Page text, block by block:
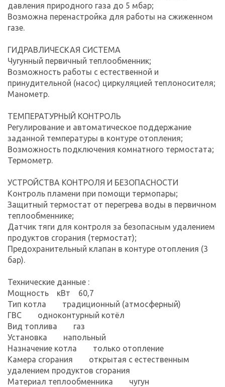
давления природного газа до 5 мбар;
Возможна перенастройка для работы на сжиженном
газе.
ГИДРАВЛИЧЕСКАЯ СИСТЕМА
Чугунный первичный теплообменник;
Возможность работы с естественной и
принудительной (насос) циркуляцией теплоносителя;
Манометр.
ТЕМПЕРАТУРНЫЙ КОНТРОЛЬ
Регулирование и автоматическое поддержание
заданной температуры в контуре отопления;
Возможность подключения комнатного термостата;
Термометр.
УСТРОЙСТВА КОНТРОЛЯ И БЕЗОПАСНОСТИ
Контроль пламени при помощи термопары;
Защитный термостат от перегрева воды в первичном
теплообменнике;
Датчик тяги для контроля за безопасным удалением
продуктов сгорания (термостат);
Предохранительный клапан в контуре отопления (3
бар).
Технические данные :
Мощность кВт 60,7
Тип котла традиционный (атмосферный)
ГВС одноконтурный котёл
Вид топлива газ
Установка напольный
Назначение котла только отопление
Камера сгорания открытая с естественным
удалением продуктов сгорания
Материал теплообменника чугун